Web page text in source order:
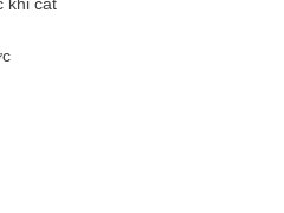
khi cắt